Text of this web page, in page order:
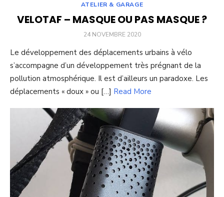
ATELIER & GARAGE
VELOTAF – MASQUE OU PAS MASQUE ?
POSTED
24 NOVEMBRE 2020
Le développement des déplacements urbains à vélo
s’accompagne d’un développement très prégnant de la
pollution atmosphérique. Il est d’ailleurs un paradoxe. Les
déplacements « doux » ou […] Read More